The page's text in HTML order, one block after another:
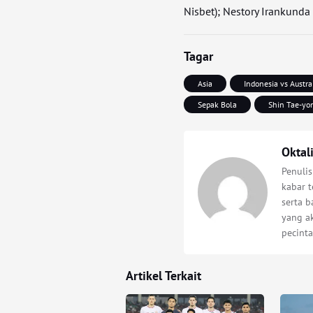
Nisbet); Nestory
Tagar
Asia
Indonesia vs
Sepak Bola
Shin Tae-
kabar
serta
yang
Artikel Terkait